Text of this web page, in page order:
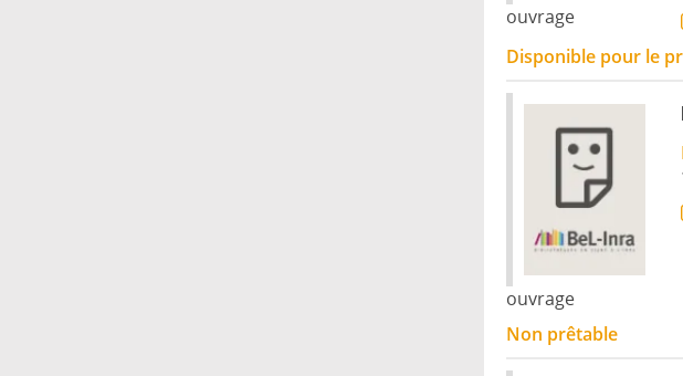
ouvrage
Disponible pour le
ouvrage
Non prêtable